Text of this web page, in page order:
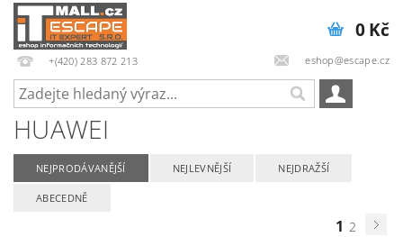
+(420) 283 872 213 eshop@escape.cz
0 Kč
HUAWEI
NEJPRODÁVANĚJŠÍ NEJLEVNĚJŠÍ NEJDRAŽŠÍ
ABECEDNĚ
1 2